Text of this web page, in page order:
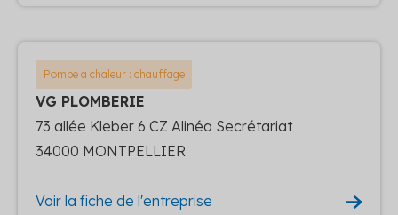
Pompe a chaleur : chauffage
VG PLOMBERIE
73 allée Kleber 6 CZ Alinéa Secrétariat
34000 MONTPELLIER
Voir la fiche de l'entreprise